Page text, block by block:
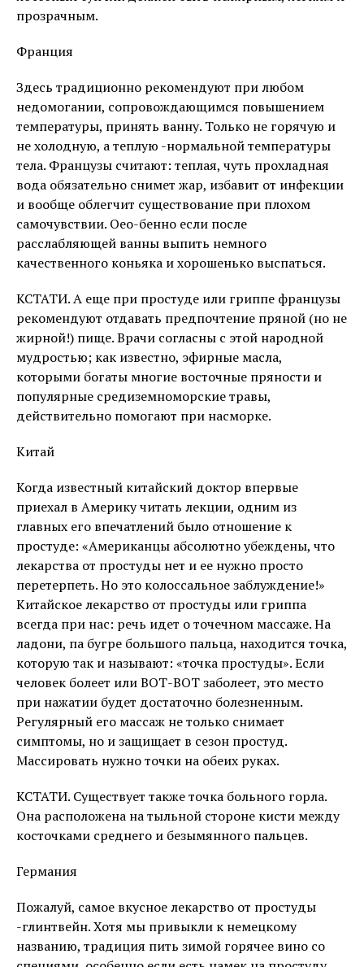
прозрачным.
Франция
Здесь традиционно рекомендуют при любом
недомогании, сопровождающимся повышением
температуры, принять ванну. Только не горячую и
не холодную, а теплую -нормальной температуры
тела. Французы считают: теплая, чуть прохладная
вода обязательно снимет жар, избавит от инфекции
и вообще облегчит существование при плохом
самочувствии. Оео-бенно если после
расслабляющей ванны выпить немного
качественного коньяка и хорошенько выспаться.
КСТАТИ. А еще при простуде или гриппе французы
рекомендуют отдавать предпочтение пряной (но не
жирной!) пище. Врачи согласны с этой народной
мудростью; как известно, эфирные масла,
которыми богаты многие восточные пряности и
популярные средиземноморские травы,
действительно помогают при насморке.
Китай
Когда известный китайский доктор впервые
приехал в Америку читать лекции, одним из
главных его впечатлений было отношение к
простуде: «Американцы абсолютно убеждены, что
лекарства от простуды нет и ее нужно просто
перетерпеть. Но это колоссальное заблуждение!»
Китайское лекарство от простуды или гриппа
всегда при нас: речь идет о точечном массаже. На
ладони, па бугре большого пальца, находится точка,
которую так и называют: «точка простуды». Если
человек болеет или ВОТ-ВОТ заболеет, это место
при нажатии будет достаточно болезненным.
Регулярный его массаж не только снимает
симптомы, но и защищает в сезон простуд.
Массировать нужно точки на обеих руках.
КСТАТИ. Существует также точка больного горла.
Она расположена на тыльной стороне кисти между
косточками среднего и безымянного пальцев.
Германия
Пожалуй, самое вкусное лекарство от простуды
-глинтвейн. Хотя мы привыкли к немецкому
названию, традиция пить зимой горячее вино со